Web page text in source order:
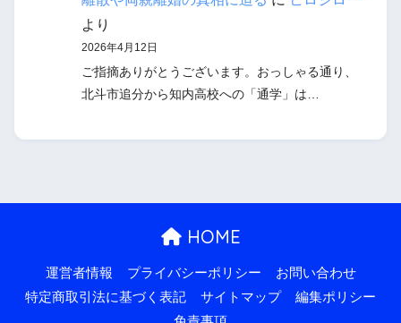
より
2026年4月12日
ご指摘ありがとうございます。おっしゃる通り、
北斗市追分から知内高校への「通学」は…
HOME
運営者情報 プライバシーポリシー
お問い合わせ
特定商取引法に基づく表記
サイトマップ
編集ポリシー